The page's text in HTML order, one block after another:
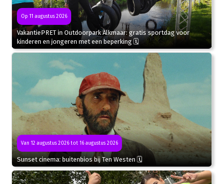
Op 11 augustus 2026
VakantiePRET in Outdoorpark Alkmaar: gratis sportdag voor
kinderen en jongeren met een beperking 🗓
Van 12 augustus 2026 tot 16 augustus 2026
Sunset cinema: buitenbios bij Ten Westen 🗓